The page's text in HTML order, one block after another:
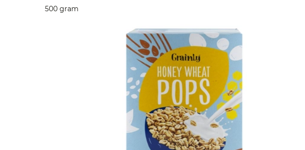
500 gram